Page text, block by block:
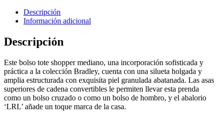
Descripción
Información adicional
Descripción
Este bolso tote shopper mediano, una incorporación sofisticada y
práctica a la colección Bradley, cuenta con una silueta holgada y
amplia estructurada con exquisita piel granulada abatanada. Las asas
superiores de cadena convertibles le permiten llevar esta prenda
como un bolso cruzado o como un bolso de hombro, y el abalorio
‘LRL’ añade un toque marca de la casa.